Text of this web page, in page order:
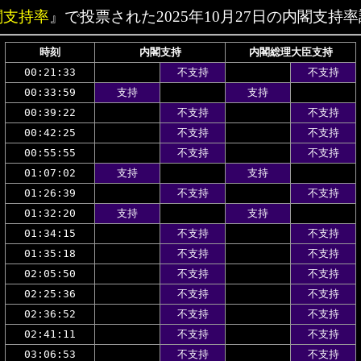
持率』で投票された2025年10月27日の内閣支持
時刻 内閣支持
内閣総理大臣支持
00:21:33
不支持
不支持
00:33:59
支持
支持
00:39:22
不支持
不支持
00:42:25
不支持
不支持
00:55:55
不支持
不支持
01:07:02
支持
支持
01:26:39
不支持
不支持
01:32:20
支持
支持
01:34:15
不支持
不支持
01:35:18
不支持
不支持
02:05:50
不支持
不支持
02:25:36
不支持
不支持
02:36:52
不支持
不支持
02:41:11
不支持
不支持
03:06:53
不支持
不支持